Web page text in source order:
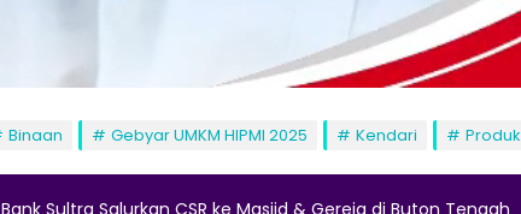
Binaan Gebyar UMKM HIPMI 2025 Kendari Produk